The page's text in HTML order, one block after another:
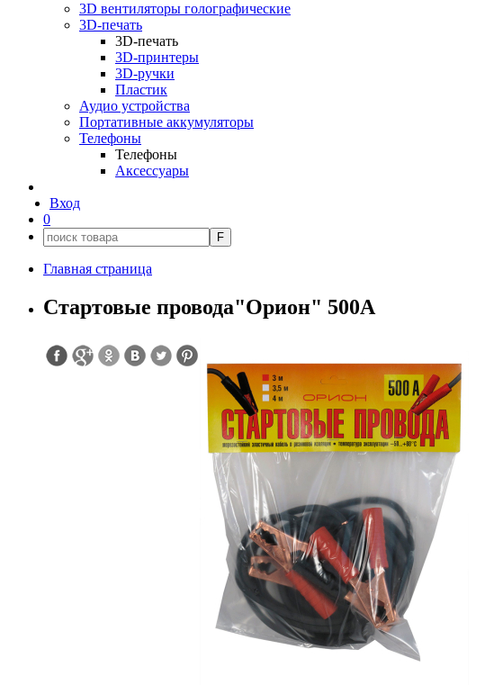
3D вентиляторы голографические
3D-печать
3D-печать
3D-принтеры
3D-ручки
Пластик
Аудио устройства
Портативные аккумуляторы
Телефоны
Телефоны
Аксессуары
Вход
0
F
Главная страница
Стартовые провода"Орион" 500А